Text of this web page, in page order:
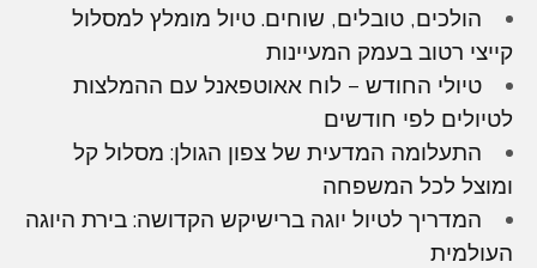
הולכים, טובלים, שוחים. טיול מומלץ למסלול
קייצי רטוב בעמק המעיינות
טיולי החודש – לוח אאוטפאנל עם ההמלצות
לטיולים לפי חודשים
התעלומה המדעית של צפון הגולן: מסלול קל
ומוצל לכל המשפחה
המדריך לטיול יוגה ברישיקש הקדושה: בירת היוגה
העולמית